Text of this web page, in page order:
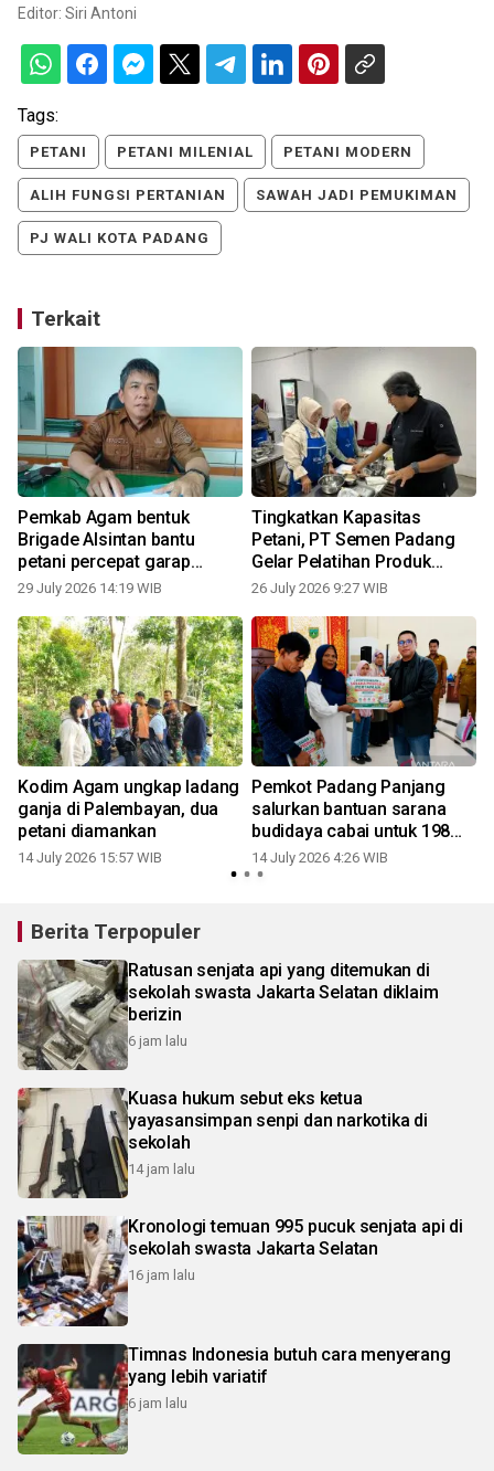
Editor: Siri Antoni
Tags:
PETANI PETANI MILENIAL PETANI MODERN
ALIH FUNGSI PERTANIAN SAWAH JADI PEMUKIMAN
PJ WALI KOTA PADANG
Terkait
Pemkab Agam bentuk
Brigade Alsintan bantu
petani percepat garap
tanah-panen
29 July 2026 14:19 WIB
Tingkatkan Kapasitas
Petani, PT Semen Padang
Gelar Pelatihan Produk
Turunan Kopi Bantjah
26 July 2026 9:27 WIB
Kodim Agam ungkap ladang
ganja di Palembayan, dua
petani diamankan
14 July 2026 15:57 WIB
Pemkot Padang Panjang
salurkan bantuan sarana
budidaya cabai untuk 198
petani
14 July 2026 4:26 WIB
Berita Terpopuler
Ratusan senjata api yang ditemukan di
sekolah swasta Jakarta Selatan diklaim
berizin
6 jam lalu
Kuasa hukum sebut eks ketua
yayasansimpan senpi dan narkotika di
sekolah
14 jam lalu
Kronologi temuan 995 pucuk senjata api di
sekolah swasta Jakarta Selatan
16 jam lalu
Timnas Indonesia butuh cara menyerang
yang lebih variatif
6 jam lalu